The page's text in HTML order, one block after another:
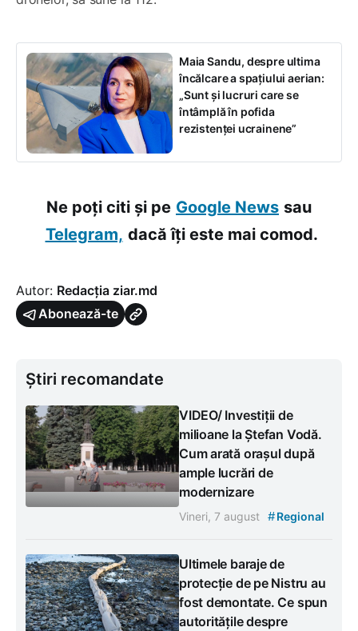
Maia Sandu, despre ultima
încălcare a spațiului aerian:
„Sunt și lucruri care se
întâmplă în pofida
rezistenței ucrainene”
Ne poți citi și pe Google News sau
Telegram, dacă îți este mai comod.
Autor: Redacția ziar.md
Abonează-te
Știri recomandate
VIDEO/ Investiții de
milioane la Ștefan Vodă.
Cum arată orașul după
ample lucrări de
modernizare
Vineri, 7 august #Regional
Ultimele baraje de
protecție de pe Nistru au
fost demontate. Ce spun
autoritățile despre